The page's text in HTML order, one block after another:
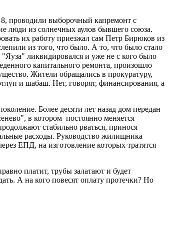
проводили выборочный капремонт с
люди из солнечных аулов бывшего союза.
их работу приезжал сам Петр Бирюков из
из того, что было. А то, что было стало
ликвидировался и уже не с кого было
капитального ремонта, произошло
Жители обращались в прокуратуру,
и шабаш. Нет, говорят, финансирования, а
Более десяти лет назад дом передан
в котором постоянно меняется
стабильно рваться, принося
расходы. Руководство жилищника
ЕПД, на изготовление которых тратятся
платит, трубы залатают и будет
А на кого повесят оплату протечки? Но